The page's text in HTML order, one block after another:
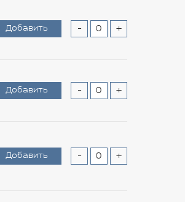
Добавить - +
Добавить - +
Добавить - +